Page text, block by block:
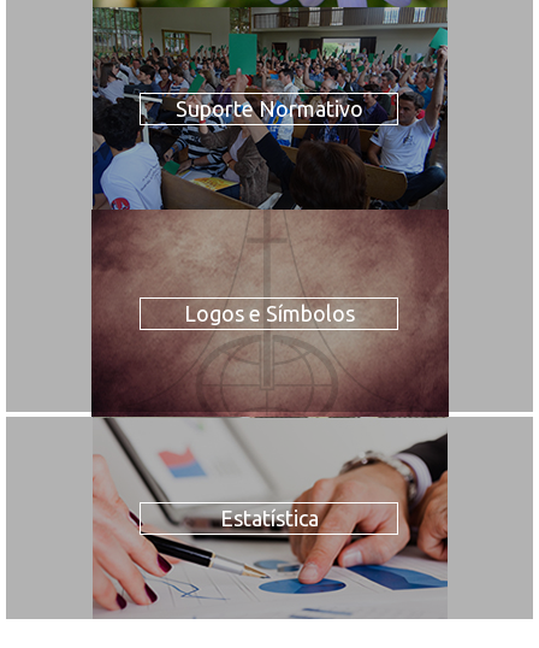
Suporte Normativo
Logos e Símbolos
Estatística